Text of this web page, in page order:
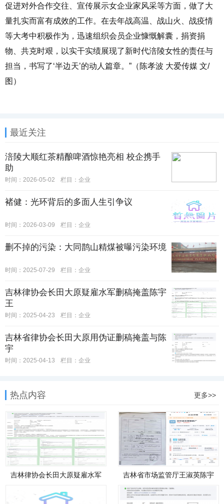
促进对外合作交往、宣传展示女企业家风采等方面，做了大
量扎实而富有成效的工作。在去年战高温、战山火、战疫情
等大考中积极作为，迅速组织会员企业慷慨解囊，捐资捐
物、共克时艰，以实干实绩展现了新时代涪陵女性的责任与
担当，书写了‘半边天’的动人篇章。”（陈孝波 大爱传媒 文/
图）
最近关注
涪陵大顺红茶精酿啤酒惊艳亮相 校企携手
助
时间：2026-05-02 栏目： 企业
褚健：光环背后的多面人生引争议
时间：2026-03-09 栏目： 企业
删不掉的污染：大同鹊山精煤被曝污染环境
时间：2025-07-29 栏目： 企业
吉林律协会长田大原疑雇水军删稿掩盖陈宇
王
时间：2025-04-23 栏目： 企业
吉林省律协会长田大原用伪证删稿掩盖与陈
宇
时间：2025-04-13 栏目： 企业
热点内容 更多>>
吉林律协会长田大原疑雇水军
吉林省市场监管厅王淑英陈宇